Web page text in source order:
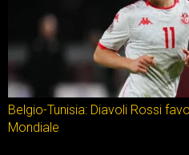
Belgio-Tunisia: Diavoli Rossi
Mondiale